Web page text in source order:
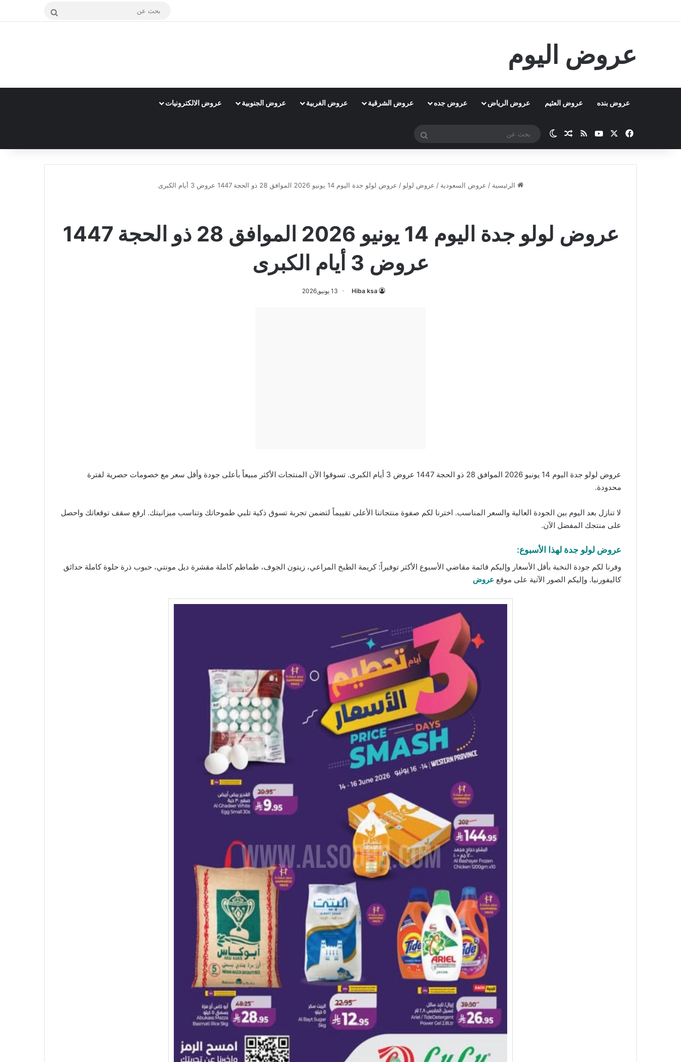
بحث
عروض اليوم
عروض بنده عروض العثيم عروض الرياض عروض جده عروض الشرقية عروض الغربية عروض الجنوبية عروض الالكترونيات
فيسبوك ‫YouTubeملخص الموقع RSS
مقال عشوائي
الوضع المظلم
بحث
الرئيسية / عروض السعودية / عروض لولو / عروض لولو جدة اليوم 14 يونيو 2026 الموافق 28 ذو الحجة 1447 عروض 3 أيام الكبرى
عروض لولو جدة اليوم 14 يونيو 2026 الموافق 28 ذو الحجة 1447
عروض 3 أيام الكبرى
Hiba ksa 13 يونيو,2026
عروض لولو جدة اليوم 14 يونيو 2026 الموافق 28 ذو الحجة 1447 عروض 3 أيام الكبرى. تسوقوا الآن المنتجات الأكثر مبيعاً بأعلى جودة وأقل سعر مع خصومات حصرية لفترة
محدودة.
لا تنازل بعد اليوم بين الجودة العالية والسعر المناسب. اخترنا لكم صفوة منتجاتنا الأعلى تقييماً لتضمن تجربة تسوق ذكية تلبي طموحاتك وتناسب ميزانيتك. ارفع سقف توقعاتك واحصل
على منتجك المفضل الآن.
عروض لولو جدة لهذا الأسبوع:
وفرنا لكم جودة النخبة بأقل الأسعار وإليكم قائمة مقاضي الأسبوع الأكثر توفيراً: كريمة الطبخ المراعي، زيتون الجوف، طماطم كاملة مقشرة ديل مونتي، حبوب ذرة حلوة كاملة حدائق
كاليفورنيا. وإليكم الصور الآتية على موقع عروض